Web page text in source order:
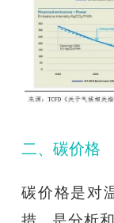
二、碳价格
碳价格是对